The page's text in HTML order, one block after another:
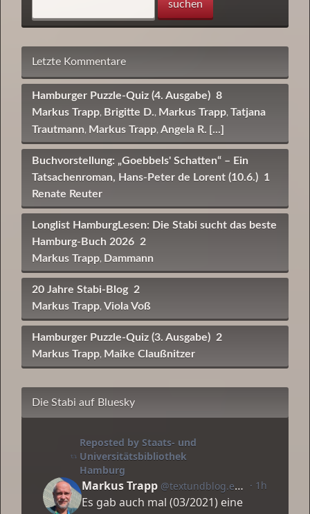
Letzte Kommentare
Hamburger Puzzle-Quiz (4. Ausgabe) 8
Markus Trapp, Brigitte D., Markus Trapp, Tatjana
Trautmann, Markus Trapp, Angela R. [...]
Buchvorstellung: „Goebbels' Schatten“ – Ein
Tatsachenroman, Hans-Peter de Lorent (10.6.) 1
Renate Reuter
Longlist HamburgLesen: Die Stabi sucht das beste
Hamburg-Buch 2026 2
Markus Trapp, Dammann
20 Jahre Stabi-Blog 2
Markus Trapp, Viola Voß
Hamburger Puzzle-Quiz (3. Ausgabe) 2
Markus Trapp, Maike Claußnitzer
Die Stabi auf Bluesky